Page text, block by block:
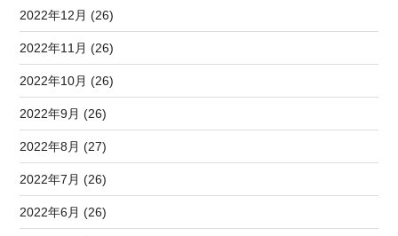
2022年12月 (26)
2022年11月 (26)
2022年10月 (26)
2022年9月 (26)
2022年8月 (27)
2022年7月 (26)
2022年6月 (26)